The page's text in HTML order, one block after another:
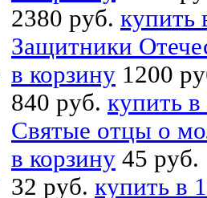
2380 руб. купить
Защитники
в корзину 1200
840 руб. купить
Святые отцы о
в корзину 45 руб.
32 руб. купить в